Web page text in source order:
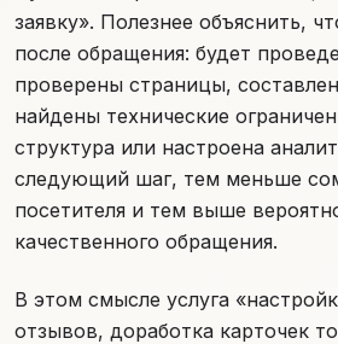
заявку». Полезнее объяснить,
после обращения: будет
проверены страницы,
найдены технические
структура или настроена
следующий шаг, тем меньше
посетителя и тем выше
качественного обращения.
В этом смысле услуга
отзывов, доработка карточек